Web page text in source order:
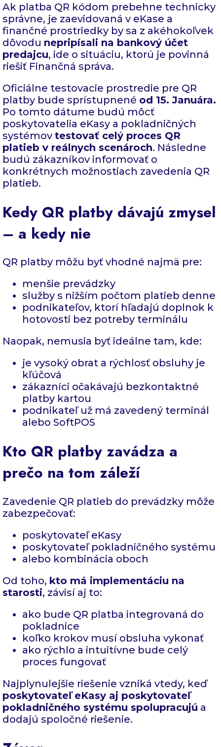
Ak platba QR kódom prebehne technicky
správne, je zaevidovaná v eKase a
finančné prostriedky by sa z akéhokoľvek
dôvodu nepripísali na bankový účet
predajcu, ide o situáciu, ktorú je povinná
riešiť Finančná správa.
Oficiálne testovacie prostredie pre QR
platby bude sprístupnené od 15. Januára.
Po tomto dátume budú môcť
poskytovatelia eKasy a pokladničných
systémov testovať celý proces QR
platieb v reálnych scenároch. Následne
budú zákazníkov informovať o
konkrétnych možnostiach zavedenia QR
platieb.
Kedy QR platby dávajú zmysel
– a kedy nie
QR platby môžu byť vhodné najmä pre:
menšie prevádzky
služby s nižším počtom platieb denne
podnikateľov, ktorí hľadajú doplnok k
hotovosti bez potreby terminálu
Naopak, nemusia byť ideálne tam, kde:
je vysoký obrat a rýchlosť obsluhy je
kľúčová
zákazníci očakávajú bezkontaktné
platby kartou
podnikateľ už má zavedený terminál
alebo SoftPOS
Kto QR platby zavádza a
prečo na tom záleží
Zavedenie QR platieb do prevádzky môže
zabezpečovať:
poskytovateľ eKasy
poskytovateľ pokladničného systému
alebo kombinácia oboch
Od toho, kto má implementáciu na
starosti, závisí aj to:
ako bude QR platba integrovaná do
pokladnice
koľko krokov musí obsluha vykonať
ako rýchlo a intuitívne bude celý
proces fungovať
Najplynulejšie riešenie vzniká vtedy, keď
poskytovateľ eKasy aj poskytovateľ
pokladničného systému spolupracujú a
dodajú spoločné riešenie.